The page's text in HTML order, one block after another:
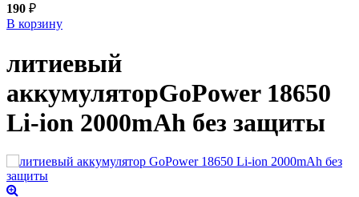
190 ₽
В корзину
литиевый
аккумуляторGoPower 18650
Li-ion 2000mAh без защиты